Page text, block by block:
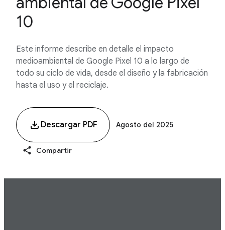
10
Este informe describe en detalle el impacto
medioambiental de Google Pixel 10 a lo largo de
todo su ciclo de vida, desde el diseño y la fabricación
hasta el uso y el reciclaje.
Descargar PDF Agosto del 2025
Compartir